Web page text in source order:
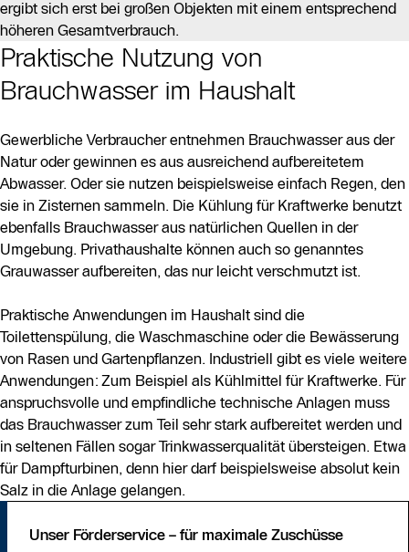
ergibt sich erst bei großen Objekten mit einem entsprechend
höheren Gesamtverbrauch.
Praktische Nutzung von
Brauchwasser im Haushalt
Gewerbliche Verbraucher entnehmen Brauchwasser aus der
Natur oder gewinnen es aus ausreichend aufbereitetem
Abwasser. Oder sie nutzen beispielsweise einfach Regen, den
sie in Zisternen sammeln. Die Kühlung für Kraftwerke benutzt
ebenfalls Brauchwasser aus natürlichen Quellen in der
Umgebung. Privathaushalte können auch so genanntes
Grauwasser aufbereiten, das nur leicht verschmutzt ist.
Praktische Anwendungen im Haushalt sind die
Toilettenspülung, die Waschmaschine oder die Bewässerung
von Rasen und Gartenpflanzen. Industriell gibt es viele weitere
Anwendungen: Zum Beispiel als Kühlmittel für Kraftwerke. Für
anspruchsvolle und empfindliche technische Anlagen muss
das Brauchwasser zum Teil sehr stark aufbereitet werden und
in seltenen Fällen sogar Trinkwasserqualität übersteigen. Etwa
für Dampfturbinen, denn hier darf beispielsweise absolut kein
Salz in die Anlage gelangen.
Unser Förderservice – für maximale Zuschüsse